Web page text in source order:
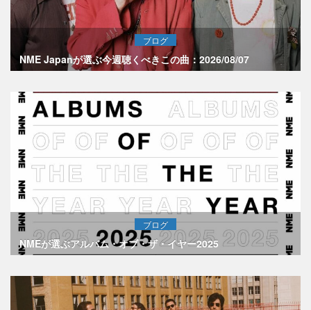
ブログ
NME Japanが選ぶ今週聴くべきこの曲：2026/08/07
ブログ
NMEが選ぶアルバム・オブ・ザ・イヤー2025